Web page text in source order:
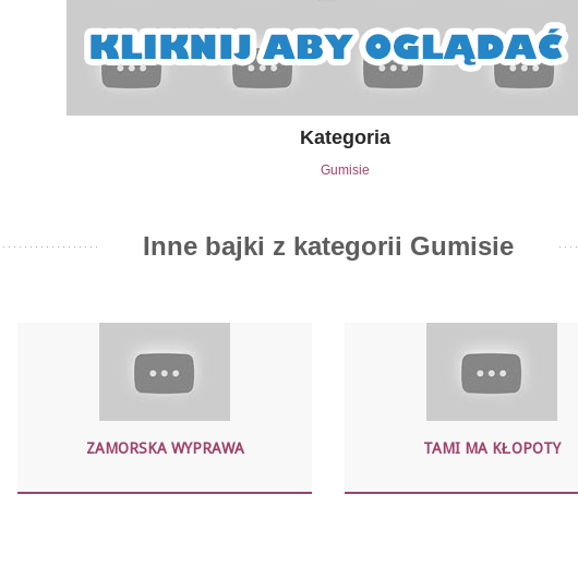
Kategoria
Gumisie
Inne bajki z kategorii Gumisie
ZAMORSKA WYPRAWA TAMI MA KŁOPOTY